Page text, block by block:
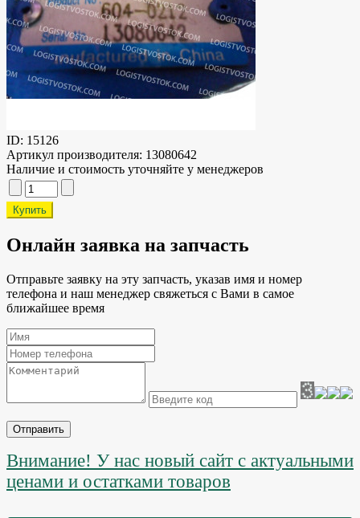
ID: 15126
Артикул производителя: 13080642
Наличие и стоимость уточняйте у менеджеров
Онлайн заявка на запчасть
Отправьте заявку на эту запчасть, указав имя и номер
телефона и наш менеджер свяжеться с Вами в самое
ближайшее время
Отправить
Внимание! У нас новый сайт с актуальными
ценами и остатками товаров